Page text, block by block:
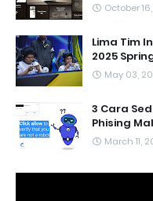
October
Lima Tim
2025
May 03,
3 Cara
Phising
March 11,